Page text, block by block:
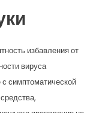
избавления от
вируса
симптоматической